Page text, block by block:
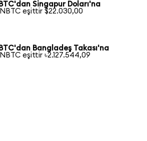
Singapur Doları'na
eşittir $22.030,00
Bangladeş Takası'na
eşittir ৳2.127.544,09